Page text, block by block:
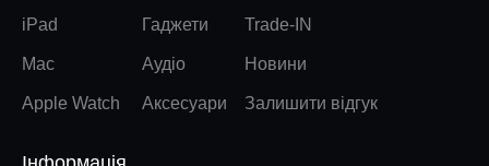
iPad
Mac
Apple Watch
Гаджети
Аудіо
Аксесуари
Trade-IN
Новини
Залишити відгук